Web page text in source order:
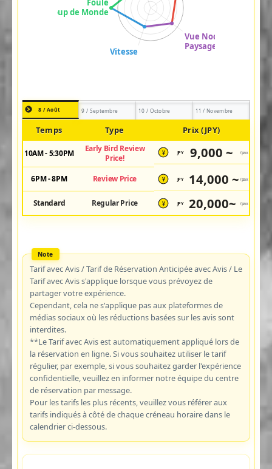
8 / Août 9 / Septembre 10 / Octobre 11 / Novembre
Temps Type Prix (JPY)
10AM - 5:30PM
Early Bird Review
Price!
¥ JPY 9,000 ~ /pax
6PM - 8PM Review Price ¥ JPY 14,000 ~ /pax
Standard Regular Price ¥ JPY 20,000~ /pax
Tarif avec Avis / Tarif de Réservation Anticipée avec Avis / Le
Tarif avec Avis s'applique lorsque vous prévoyez de
partager votre expérience.
Cependant, cela ne s'applique pas aux plateformes de
médias sociaux où les réductions basées sur les avis sont
interdites.
**Le Tarif avec Avis est automatiquement appliqué lors de
la réservation en ligne. Si vous souhaitez utiliser le tarif
régulier, par exemple, si vous souhaitez garder l'expérience
confidentielle, veuillez en informer notre équipe du centre
de réservation par message.
Pour les tarifs les plus récents, veuillez vous référer aux
tarifs indiqués à côté de chaque créneau horaire dans le
calendrier ci-dessous.